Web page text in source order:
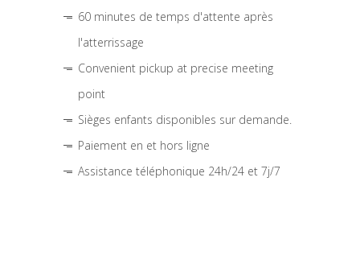
60 minutes de temps d'attente après
l'atterrissage
Convenient pickup at precise meeting
point
Sièges enfants disponibles sur demande.
Paiement en et hors ligne
Assistance téléphonique 24h/24 et 7j/7